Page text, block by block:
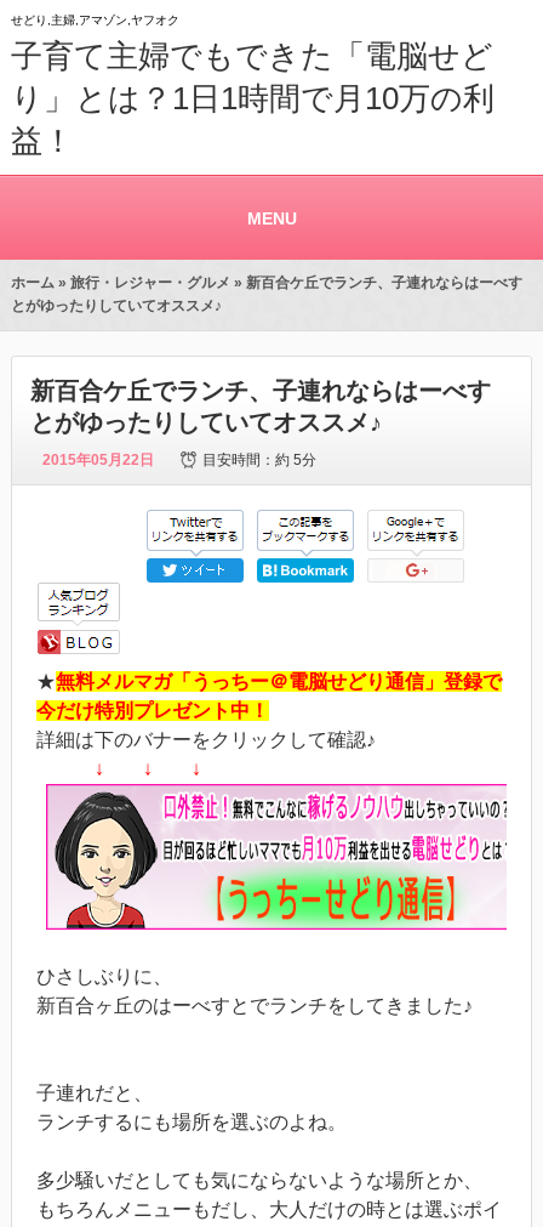
せどり,主婦,アマゾン,ヤフオク
子育て主婦でもできた「電脳せど
り」とは？1日1時間で月10万の利
益！
MENU
ホーム» 旅行・レジャー・グルメ » 新百合ケ丘でランチ、子連れならはーべす
とがゆったりしていてオススメ♪
新百合ケ丘でランチ、子連れならはーべす
とがゆったりしていてオススメ♪
2015年05月22日 目安時間：約 5分
★無料メルマガ「うっちー＠電脳せどり通信」登録で
今だけ特別プレゼント中！
詳細は下のバナーをクリックして確認♪
↓ ↓ ↓
ひさしぶりに、
新百合ヶ丘のはーべすとでランチをしてきました♪
子連れだと、
ランチするにも場所を選ぶのよね。
多少騒いだとしても気にならないような場所とか、
もちろんメニューもだし、大人だけの時とは選ぶポイ